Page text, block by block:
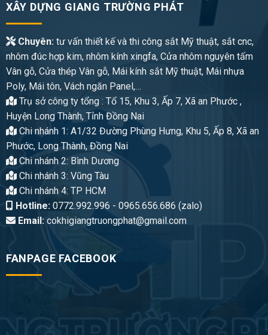
XÂY DỰNG GIANG TRƯỜNG PHÁT
Chuyên:tư vấn thiết kế và thi công sắt Mỹ thuật, sắt cnc,
nhôm đúc hợp kim, nhôm kính xingfa, Cửa nhôm nguyên tấm
Vân gỗ, Cửa thép Vân gỗ, Mái kính sắt Mỹ thuật, Mái nhựa
Poly, Mái tôn, Vách ngăn Panel,…
Trụ sở công ty tổng : Tổ 15, Khu 3, Ấp 7, Xã an Phước ,
Huyện Long Thành, Tỉnh Đồng Nai
Chi nhánh 1: A1/32 Đường Phùng Hưng, Khu 5, Ấp 8, Xã an
Phước, Long Thành, Đồng Nai
Chi nhánh 2: Bình Dương
Chi nhánh 3: Vũng Tàu
Chi nhánh 4: TP HCM
Hotline:0772.992.996 - 0965.656.686 (zalo)
Email:cokhigiangtruongphat@gmail.com
FANPAGE FACEBOOK